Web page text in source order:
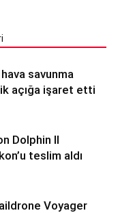
savunma
açığa işaret etti
Dolphin II
teslim aldı
Voyager